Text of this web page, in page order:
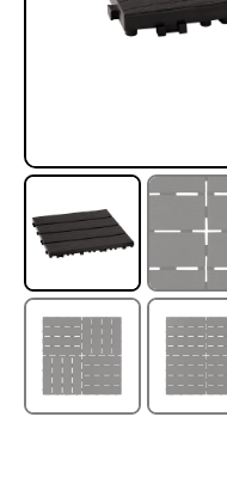
22.711.412
11.790.000